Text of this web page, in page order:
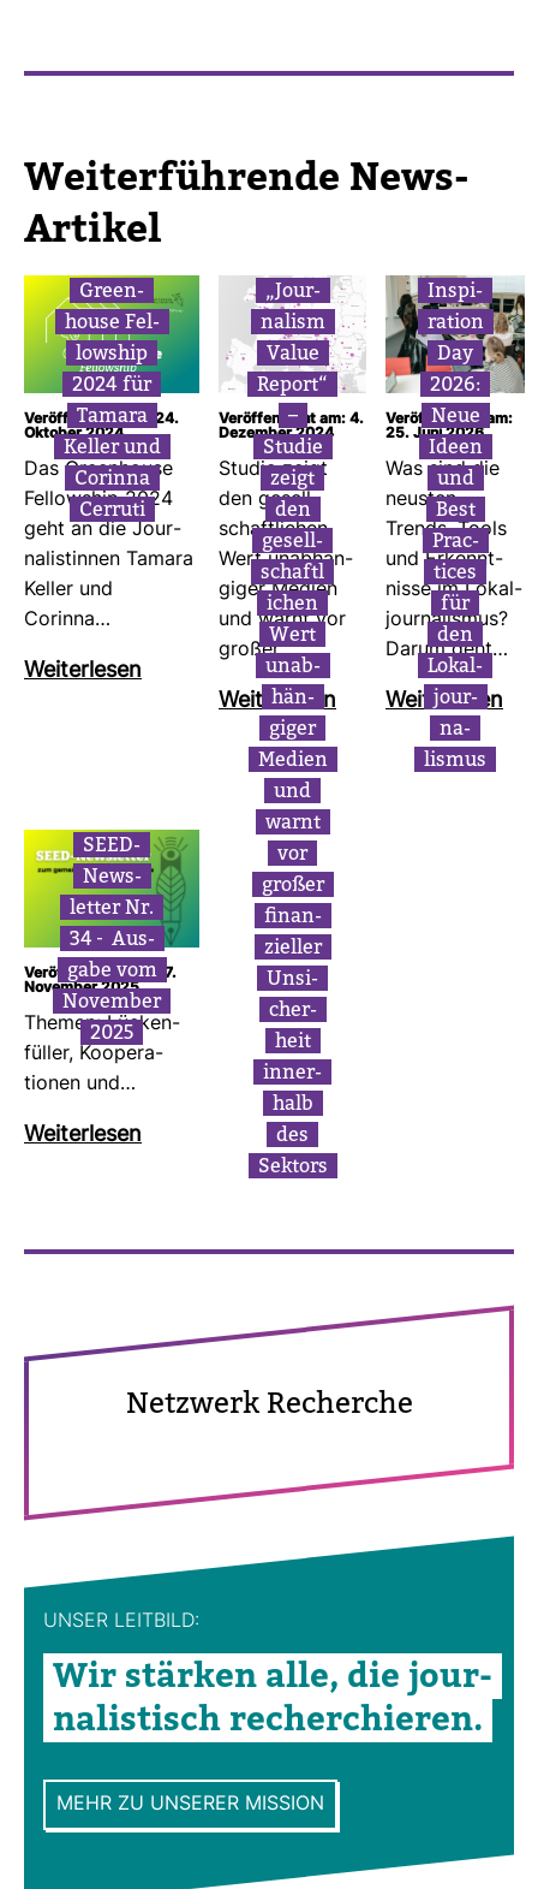
Wei­ter­füh­rende News-​
Artikel
Green­
house Fel­
low­ship
2024 für
Tamara
Keller und
Corinna
Cer­ruti
Veröffentlicht am: 24.
Oktober 2024
Das Green­house
Fel­low­ship 2024
geht an die Jour­
na­lis­tinnen Tamara
Keller und
Corinna…
Wei­ter­lesen
„Jour­
na­lism
Value
Report“
–
Studie
zeigt
den
gesell­
schaft­l
i­chen
Wert
unab­
hän­
giger
Medien
und
warnt
vor
großer
finan­
zi­eller
Unsi­
cher­
heit
inner­
halb
des
Sek­tors
Veröffentlicht am: 4.
Dezember 2024
Studie zeigt
den gesell­
schaft­li­chen
Wert unab­hän­
giger Medien
und warnt vor
großer…
Wei­ter­lesen
Inspi­
ra­tion
Day
2026:
Neue
Ideen
und
Best
Prac­
tices
für
den
Lokal­
jour­
na­
lismus
Veröffentlicht am:
25. Juni 2026
Was sind die
neusten
Trends, Tools
und Erkennt­
nisse im Lokal­
jour­na­lismus?
Darum geht…
Wei­ter­lesen
SEED-​
News­
letter Nr.
34 – Aus­
gabe vom
November
2025
Veröffentlicht am: 27.
November 2025
Themen: Lücken­
füller, Koope­ra­
tionen und…
Wei­ter­lesen
Netz­werk Recherche
UNSER LEIT­BILD:
Wir stärken alle, die jour­
na­lis­tisch recher­chieren.
MEHR ZU UNSERER MISSION